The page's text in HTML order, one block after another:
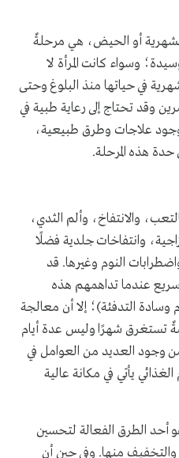
أو الحيض، هي مرحلةٌ
وسواء كانت المرأة لا
في حياتها منذ البلوغ وحتى
وقد تحتاج إلى رعاية طبية في
وجود علاجات وطرق طبيعية،
حدة هذه المرحلة.
والانتفاخ، وألم الثدي،
وانتفاخات جلدية فضلًا
النوم وغيرها. قد
عندما تداهمهم هذه
التدفئة)؛ إلا أن معالجة
تستغرق شهرًا وليس عدة أيام
وجود العديد من العوامل في
يأتي في مكانة عالية
هو أحد الطرق الفعالة لتحسين
والتخفيف منها. وفي حين أن